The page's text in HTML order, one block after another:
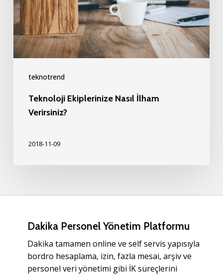
teknotrend
Teknoloji Ekiplerinize Nasıl İlham
Verirsiniz?
2018-11-09
Dakika Personel Yönetim Platformu
Dakika tamamen online ve self servis yapısıyla
bordro hesaplama, izin, fazla mesai, arşiv ve
personel veri yönetimi gibi İK süreçlerini